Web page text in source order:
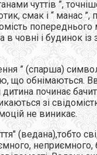
чуттів ”,
смак і “ манас ”,
попереднього
човні і будинок із
” (спарша)
що обнімаються.
починає
зі
не виникає.
(ведана),тобто
неприємного,